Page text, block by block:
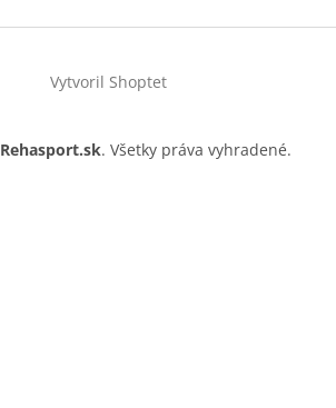
Vytvoril Shoptet
Rehasport.sk. Všetky práva vyhradené.